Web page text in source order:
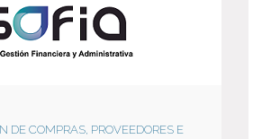
DE COMPRAS, PROVEEDORES E